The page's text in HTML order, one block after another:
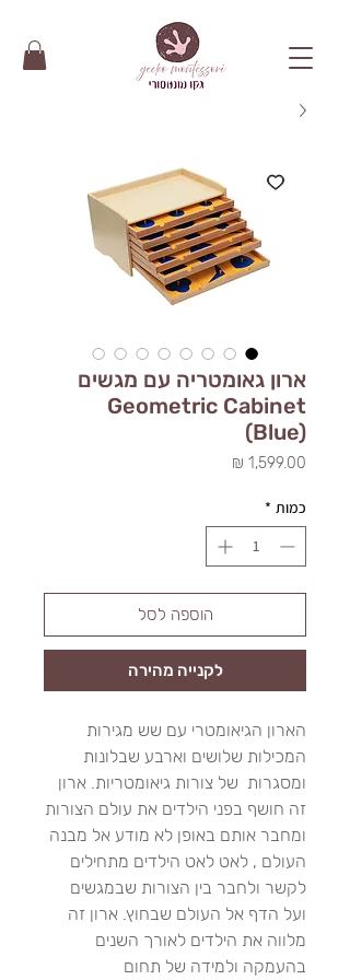
ארון גאומטריה עם מגשים
Geometric Cabinet
(Blue)
כמות *
הוספה לסל
לקנייה מהירה
הארון הגיאומטרי עם שש מגירות
המכילות שלושים וארבע שבלונות
ומסגרות של צורות גיאומטריות. ארון
זה חושף בפני הילדים את עולם הצורות
ומחבר אותם באופן לא מודע אל מבנה
העולם , לאט לאט הילדים מתחילים
לקשר ולחבר בין הצורות שבמגשים
ועל הדף אל העולם שבחוץ. ארון זה
מלווה את הילדים לאורך השנים
בהעמקה ולמידה של תחום